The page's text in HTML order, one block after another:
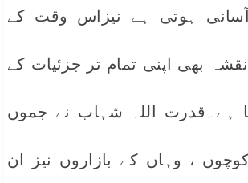
ہوتی ہے نیزاس وقت کے
بھی اپنی تمام تر جزئیات کے
ہے۔قدرت اللہ شہاب نے جموں
، وہاں کے بازاروں نیز ان